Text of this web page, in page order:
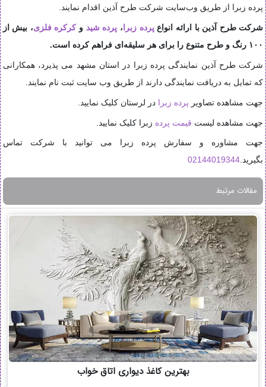
پرده زبرا از طریق وب‌سایت شرکت طرح آذین اقدام نمایند.
شرکت طرح آذین با ارائه انواعپرده زبرا ، پرده شید وکرکره فلزی، بیش از
۱۰۰ رنگ و طرح متنوع را برای هر سلیقه‌ای فراهم کرده است.
شرکت طرح آذین نمایندگی پرده زبرا در استان مشهد می پذیرد، همکارانی
که تمایل به دریافت نمایندگی دارند از طریق وب سایت ثبت نام نمایند.
جهت مشاهده تصاویر پرده زبرا در لرستان کلیک نمایید.
جهت مشاهده لیست قیمت پرده زبرا کلیک نمایید.
جهت مشاوره و سفارش پرده زبرا می توانید با شرکت تماس
بگیرید.02144019344
مقالات مرتبط
بهترین کاغذ دیواری اتاق خواب